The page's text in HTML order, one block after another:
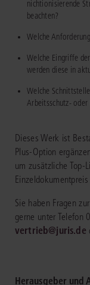
nichtionisierende
beachten?
Welche
Welche Eingriffe
werden diese in
Welche
Arbeitsschutz-
Dieses Werk ist
Plus-Option
um zusätzliche Top-
Sie haben Fragen
gerne unter
vertrieb@juris.de
Herausgeber und